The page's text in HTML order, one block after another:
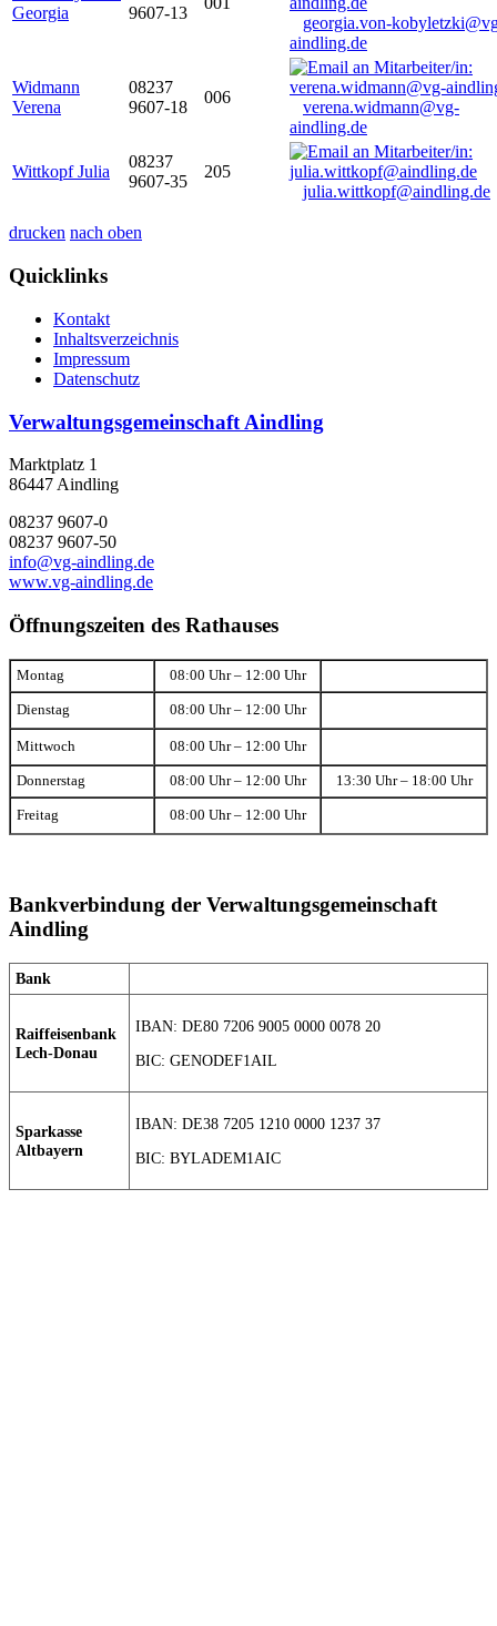
Georgia
9607-13
georgia.von-
aindling.de
Widmann
Verena
08237
9607-18
006
verena.widmann@vg-
aindling.de
Wittkopf Julia
08237
9607-35
205
julia.wittkopf@aindling.de
drucken nach oben
Quicklinks
Kontakt
Inhaltsverzeichnis
Impressum
Datenschutz
Verwaltungsgemeinschaft Aindling
Marktplatz 1
86447 Aindling
08237 9607-0
08237 9607-50
info@vg-aindling.de
www.vg-aindling.de
Öffnungszeiten des Rathauses
Montag 08:00 Uhr – 12:00 Uhr
Dienstag 08:00 Uhr – 12:00 Uhr
Mittwoch 08:00 Uhr – 12:00 Uhr
Donnerstag 08:00 Uhr – 12:00 Uhr 13:30 Uhr – 18:00 Uhr
Freitag 08:00 Uhr – 12:00 Uhr
Bankverbindung der Verwaltungsgemeinschaft
Aindling
Bank
Raiffeisenbank
Lech-Donau
IBAN: DE80 7206 9005 0000 0078 20
BIC: GENODEF1AIL
Sparkasse
Altbayern
IBAN: DE38 7205 1210 0000 1237 37
BIC: BYLADEM1AIC